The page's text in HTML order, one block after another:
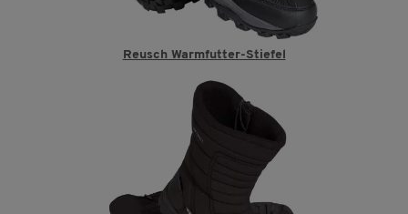
Reusch Warmfutter-Stiefel